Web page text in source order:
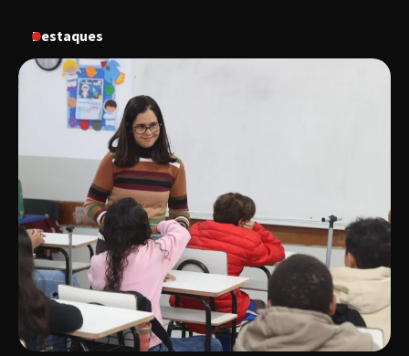
Destaques
“Vem pra Praça!” reunirá arte, cultura e
gastronomia de Uberlândia em dois dias de
evento gratuito
“Uma prosa de valor” é o tema da roda de
conversa com o diretor e a produtora do
espetáculo Bárbara
“Tom na Fazenda” retorna à Uberlândia após
sucesso absoluto em 2025